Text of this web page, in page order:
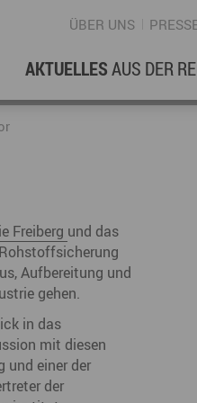
ÜBER UNS
AKTUELLESAUS DER
Freiberg und das
Aufbereitung und
gehen.
in das
mit diesen
und einer der
der